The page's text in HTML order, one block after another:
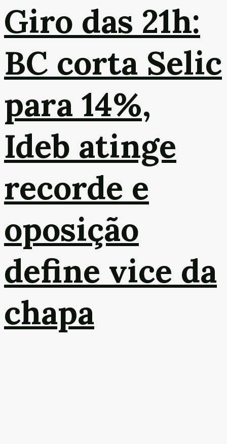
Giro das 21h:
BC corta Selic
para 14%,
Ideb atinge
recorde e
oposição
define vice da
chapa